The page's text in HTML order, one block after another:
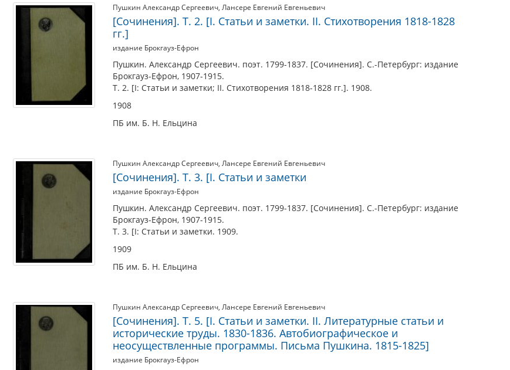
Пушкин
Сочинения.
томах.
Брокгауз-
Ефрон,
1907-
(Библиотека
великих
писателей.
Пушкин
под
Пушкин Александр Сергеевич, Лансере Евгений Евгеньевич
[Сочинения]. Т. 2. [I. Статьи и заметки. II. Стихотворения 1818-1828
гг.]
издание Брокгауз-Ефрон
Пушкин. Александр Сергеевич. поэт. 1799-1837. [Сочинения]. С.-Петербург: издание
Брокгауз-Ефрон, 1907-1915.
Т. 2. [I: Статьи и заметки; II. Стихотворения 1818-1828 гг.]. 1908.
1908
ПБ им. Б. Н. Ельцина
Пушкин Александр Сергеевич, Лансере Евгений Евгеньевич
[Сочинения]. Т. 3. [I. Статьи и заметки
издание Брокгауз-Ефрон
Пушкин. Александр Сергеевич. поэт. 1799-1837. [Сочинения]. С.-Петербург: издание
Брокгауз-Ефрон, 1907-1915.
Т. 3. [I: Статьи и заметки. 1909.
1909
ПБ им. Б. Н. Ельцина
Пушкин Александр Сергеевич, Лансере Евгений Евгеньевич
[Сочинения]. Т. 5. [I. Статьи и заметки. II. Литературные статьи и
исторические труды. 1830-1836. Автобиографическое и
неосуществленные программы. Письма Пушкина. 1815-1825]
издание Брокгауз-Ефрон